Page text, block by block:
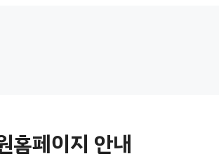
홈페이지 안내